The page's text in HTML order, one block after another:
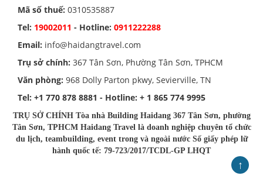
Mã số thuế: 0310535887
Tel: 19002011 - Hotline: 0911222288
Email: info@haidangtravel.com
Trụ sở chính: 367 Tân Sơn, Phường Tân Sơn, TPHCM
Văn phòng: 968 Dolly Parton pkwy, Sevierville, TN
Tel: +1 770 878 8881 - Hotline: + 1 865 774 9995
↑
TRỤ SỞ CHÍNH Tòa nhà Building Haidang 367 Tân Sơn, phường
Tân Sơn, TPHCM Haidang Travel là doanh nghiệp chuyên tổ chức
du lịch, teambuilding, event trong và ngoài nước Số giấy phép lữ
hành quốc tế: 79-723/2017/TCDL-GP LHQT